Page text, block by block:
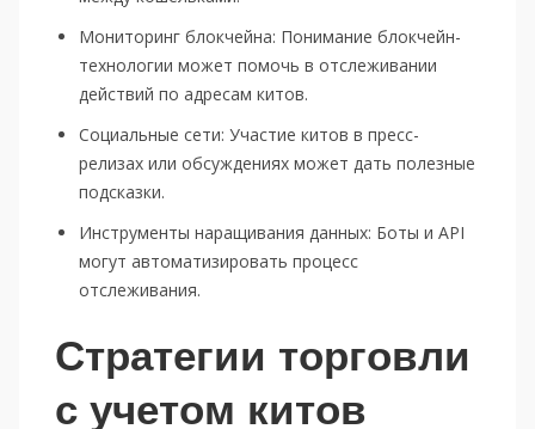
Мониторинг блокчейна: Понимание блокчейн-
технологии может помочь в отслеживании
действий по адресам китов.
Социальные сети: Участие китов в пресс-
релизах или обсуждениях может дать полезные
подсказки.
Инструменты наращивания данных: Боты и API
могут автоматизировать процесс
отслеживания.
Стратегии торговли
с учетом китов